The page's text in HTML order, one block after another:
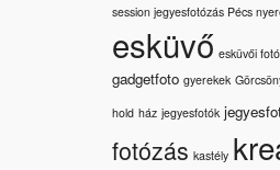
session jegyesfotózás Pécs
esküvő esküvői
gadgetfoto gyerekek
hold ház jegyesfotók
fotózás kastély